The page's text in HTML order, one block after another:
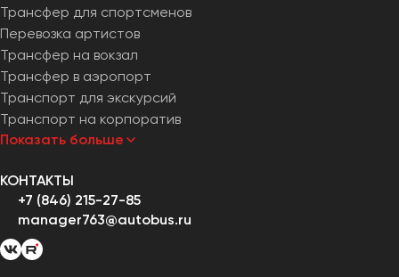
Трансфер для спортсменов
Перевозка артистов
Трансфер на вокзал
Трансфер в аэропорт
Транспорт для экскурсий
Транспорт на корпоратив
Показать больше
КОНТАКТЫ
+7 (846) 215-27-85
manager763@autobus.ru